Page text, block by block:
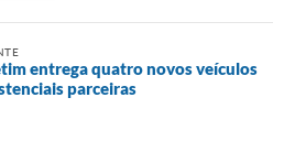
entrega quatro novos veículos
parceiras